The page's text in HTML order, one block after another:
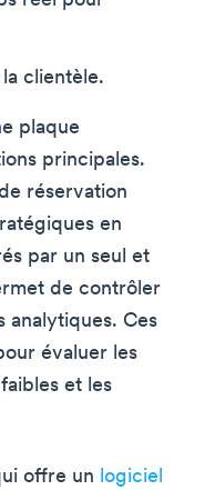
clientèle.
plaque
principales.
réservation
en
par un seul et
de contrôler
analytiques. Ces
évaluer les
et les
offre un logiciel